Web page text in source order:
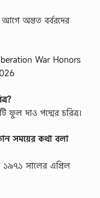
আগে অন্তত বর্বরদের
War Honors
দাও পদ্মের চরিত্র।
সময়ের কথা বলা
১৯৭১ সালের এপ্রিল